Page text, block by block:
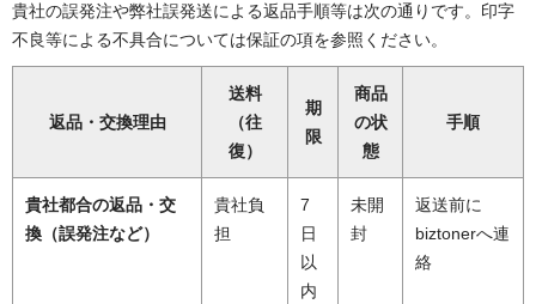
貴社の誤発注や弊社誤発送による返品手順等は次の通りです。印字
不良等による不具合については保証の項を参照ください。
返品・交換理由
送料
（往
復）
期
限
商品
の状
態
手順
貴社都合の返品・交
換（誤発注など）
貴社負
担
7
日
以
内
未開
封
返送前に
biztonerへ連
絡